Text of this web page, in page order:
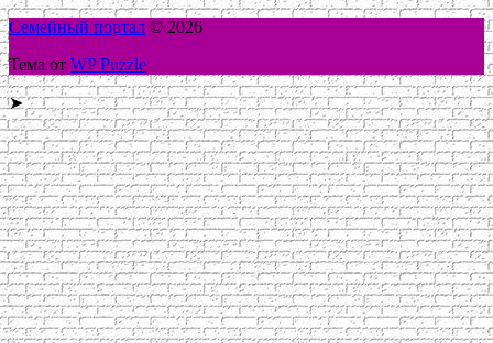
Семейный портал © 2026
Тема от WP Puzzle
➤